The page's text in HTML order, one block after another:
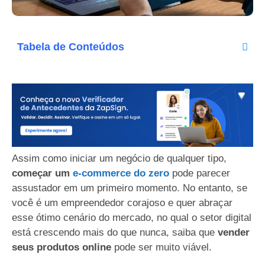
Tabela de Conteúdos
Assim como iniciar um negócio de qualquer tipo,
começar um e-commerce do zero pode parecer
assustador em um primeiro momento. No entanto, se
você é um empreendedor corajoso e quer abraçar
esse ótimo cenário do mercado, no qual o setor digital
está crescendo mais do que nunca, saiba que vender
seus produtos online pode ser muito viável.